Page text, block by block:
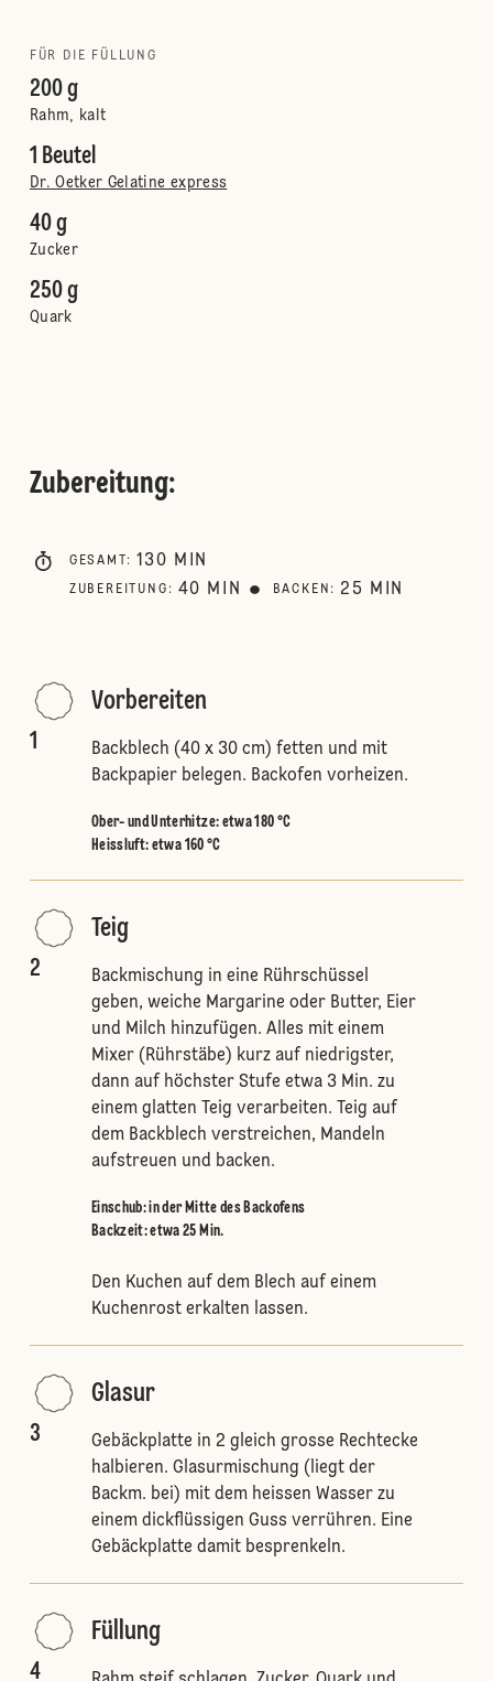
FÜR DIE FÜLLUNG
200 g
Rahm, kalt
1 Beutel
Dr. Oetker Gelatine express
40 g
Zucker
250 g
Quark
Zubereitung:
GESAMT : 130 MIN
ZUBEREITUNG : 40 MIN BACKEN : 25 MIN
1
Vorbereiten
Backblech (40 x 30 cm) fetten und mit
Backpapier belegen. Backofen vorheizen.
Ober- und Unterhitze: etwa 180 °C
Heissluft: etwa 160 °C
2
Teig
Backmischung in eine Rührschüssel
geben, weiche Margarine oder Butter, Eier
und Milch hinzufügen. Alles mit einem
Mixer (Rührstäbe) kurz auf niedrigster,
dann auf höchster Stufe etwa 3 Min. zu
einem glatten Teig verarbeiten. Teig auf
dem Backblech verstreichen, Mandeln
aufstreuen und backen.
Einschub:in der Mitte des Backofens
Backzeit: etwa 25 Min.
Den Kuchen auf dem Blech auf einem
Kuchenrost erkalten lassen.
3
Glasur
Gebäckplatte in 2 gleich grosse Rechtecke
halbieren. Glasurmischung (liegt der
Backm. bei) mit dem heissen Wasser zu
einem dickflüssigen Guss verrühren. Eine
Gebäckplatte damit besprenkeln.
4
Füllung